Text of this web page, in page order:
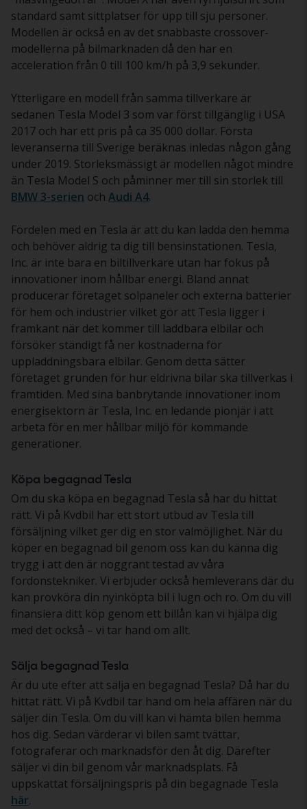
standard samt sittplatser för upp till sju personer.
Modellen är också en av det snabbaste crossover-
modellerna på bilmarknaden då den har en
acceleration från 0 till 100 km/h på 3,9 sekunder.
Ytterligare en modell från samma tillverkare är
sedanen Tesla Model 3 som var först tillgänglig i USA
2017 och har ett pris på ca 35 000 dollar. Första
leveranserna till Sverige beräknas inledas någon gång
under 2019. Storleksmässigt är modellen något mindre
än Tesla Model S och påminner mer till sin storlek till
BMW 3-serien och Audi A4.
Fördelen med en Tesla är att du kan ladda den hemma
och behöver aldrig ta dig till bensinstationen. Tesla,
Inc. är inte bara en biltillverkare utan har fokus på
innovationer inom hållbar energi. Bland annat
producerar företaget solpaneler och externa batterier
för hem och industrier vilket gör att Tesla ligger i
framkant när det kommer till laddbara elbilar och
försöker ständigt få ner kostnaderna för
uppladdningsbara elbilar. Genom detta sätter
företaget grunden för hur eldrivna bilar ska tillverkas i
framtiden. Med sina banbrytande innovationer inom
energisektorn är Tesla, Inc. en ledande pionjär i att
arbeta för en mer hållbar miljö för kommande
generationer.
Köpa begagnad Tesla
Om du ska köpa en begagnad Tesla så har du hittat
rätt. Vi på Kvdbil har ett stort utbud av Tesla till
försäljning vilket ger dig en stor valmöjlighet. När du
köper en begagnad bil genom oss kan du känna dig
trygg i att den är noggrant testad av våra
fordonstekniker. Vi erbjuder också hemleverans där du
kan provköra din nyinköpta bil i lugn och ro. Om du vill
finansiera ditt köp genom ett billån kan vi hjälpa dig
med det också – vi tar hand om allt.
Sälja begagnad Tesla
Är du ute efter att sälja en begagnad Tesla? Då har du
hittat rätt. Vi på Kvdbil tar hand om hela affären när du
säljer din Tesla. Om du vill kan vi hämta bilen hemma
hos dig. Sedan värderar vi bilen samt tvättar,
fotograferar och marknadsför den åt dig. Därefter
säljer vi din bil genom vår marknadsplats. Få
uppskattat försäljningspris på din begagnade Tesla
här.